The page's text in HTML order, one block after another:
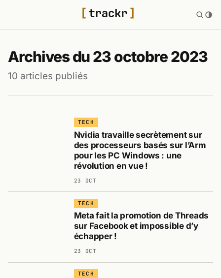
Archives du 23 octobre 2023
10 articles publiés
TECH
Nvidia travaille secrètement sur
des processeurs basés sur l’Arm
pour les PC Windows : une
révolution en vue !
23 OCT
TECH
Meta fait la promotion de Threads
sur Facebook et impossible d’y
échapper !
23 OCT
TECH